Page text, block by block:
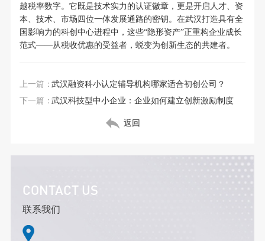
越税率数字。它既是技术实力的认证徽章，更是开启人才、资
本、技术、市场四位一体发展通路的密钥。在武汉打造具有全
国影响力的科创中心进程中，这些“隐形资产”正重构企业成长
范式——从税收优惠的受益者，蜕变为创新生态的共建者。
上一篇：武汉融资科小认定辅导机构哪家适合初创公司？
下一篇：武汉科技型中小企业：企业如何建立创新激励制度
返回
CONTACT US
联系我们